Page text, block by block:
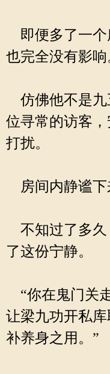
即便多了一个
也完全没有影响
仿佛他不是九
位寻常的访客
打扰。
房间内静谧下
不知过了多久
了这份宁静。
“你在鬼门关
让梁九功开私
补养身之用。”